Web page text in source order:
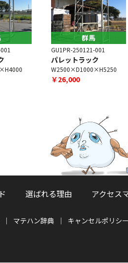
群馬
GU1PR-250121-001
パレットラック
W2500×D1000×H5250
￥26,000
選ばれる理由 アクセス
マテハン辞典 キャンセルポリシー